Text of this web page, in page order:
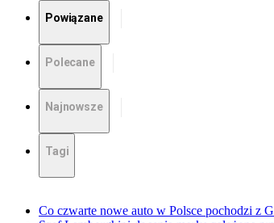
Powiązane
Polecane
Najnowsze
Tagi
Co czwarte nowe auto w Polsce pochodzi z